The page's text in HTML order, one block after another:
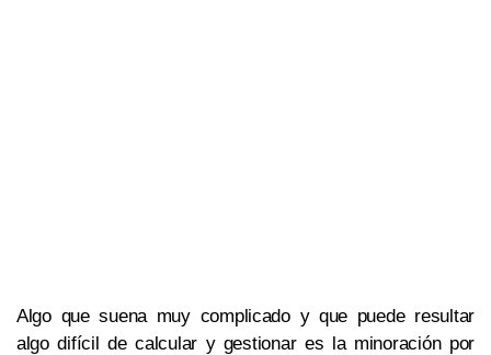
Algo que suena muy complicado y que puede resultar
algo difícil de calcular y gestionar es la minoración por